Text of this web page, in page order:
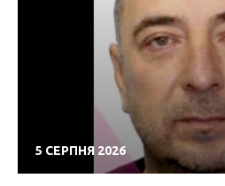
5 СЕРПНЯ 2026